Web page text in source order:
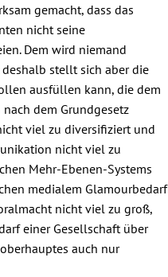
gemacht, dass das
nicht seine
Dem wird niemand
stellt sich aber die
ausfüllen kann, die dem
dem Grundgesetz
viel zu diversifiziert und
nicht viel zu
Mehr-Ebenen-Systems
medialem Glamourbedarf
nicht viel zu groß,
einer Gesellschaft über
auch nur